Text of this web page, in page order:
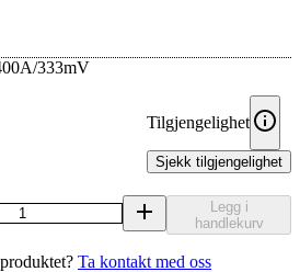
333mV
Tilgjengelighet
Sjekk tilgjengelighet
Legg i
handlekurv
Ta kontakt med oss